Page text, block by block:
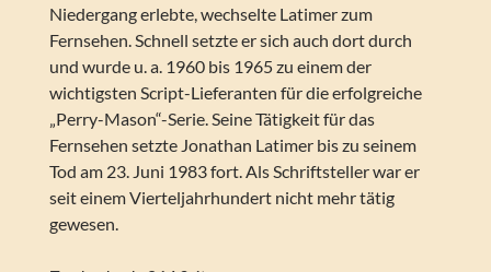
Niedergang erlebte, wechselte Latimer zum
Fernsehen. Schnell setzte er sich auch dort durch
und wurde u. a. 1960 bis 1965 zu einem der
wichtigsten Script-Lieferanten für die erfolgreiche
„Perry-Mason“-Serie. Seine Tätigkeit für das
Fernsehen setzte Jonathan Latimer bis zu seinem
Tod am 23. Juni 1983 fort. Als Schriftsteller war er
seit einem Vierteljahrhundert nicht mehr tätig
gewesen.